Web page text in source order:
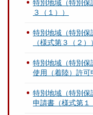
特別地域（特別保
３（１））
特別地域（特別保
（様式第３（２））
特別地域（特別保
使用（着陸）許可
特別地域（特別保
申請書（様式第１